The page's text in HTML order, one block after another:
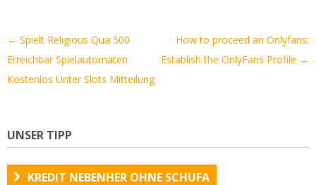
Artikel-
Navigation
← Spielt Religious Qua 500
Erreichbar Spielautomaten
Kostenlos Unter Slots Mitteilung
How to proceed an Onlyfans;
Establish the OnlyFans Profile →
UNSER TIPP
KREDIT NEBENHER OHNE SCHUFA